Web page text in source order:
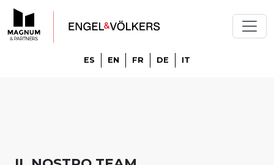
ES EN FR DE IT